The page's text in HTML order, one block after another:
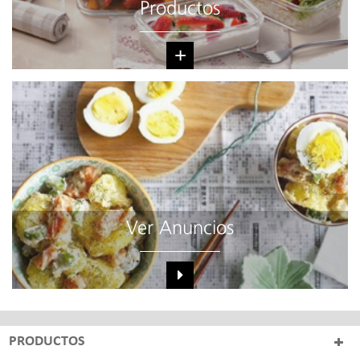
Productos
+
Ver Anuncios
PRODUCTOS